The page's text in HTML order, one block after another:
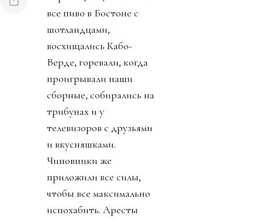
все пиво в Бостоне с
шотландцами,
восхищались Кабо-
Верде, горевали, когда
проигрывали наши
сборные, собирались на
трибунах и у
телевизоров с друзьями
и вкусняшками.
Чиновники же
приложили все силы,
чтобы все максимально
испохабить. Аресты